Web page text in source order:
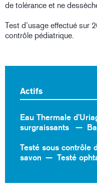
de tolérance et ne
Test d’usage effectué sur
contrôle pédiatrique.
Actifs
Eau Thermale
surgraissants
Testé sous contrôle
savon
Testé